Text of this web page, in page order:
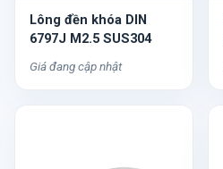
Lông đền khóa DIN
6797J M2.5 SUS304
Giá đang cập nhật